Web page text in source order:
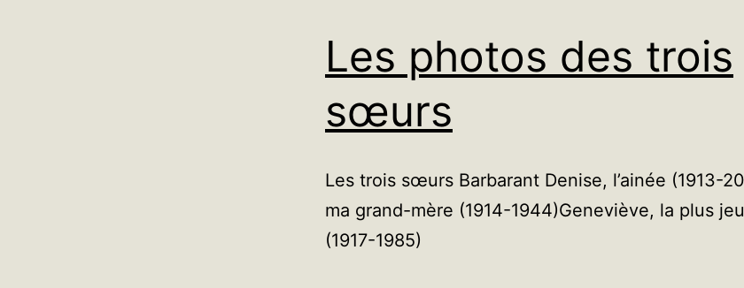
Les photos des trois
sœurs
Les trois sœurs Barbarant Denise, l’ainée (1913-
ma grand-mère (1914-1944)Geneviève, la plus
(1917-1985)